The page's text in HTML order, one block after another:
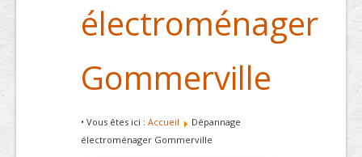
électroménager
Gommerville
• Vous êtes ici : Accueil
Dépannage
électroménager Gommerville